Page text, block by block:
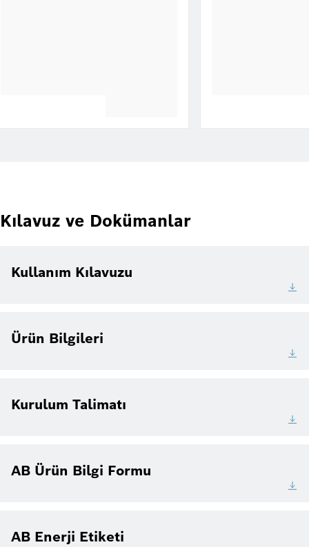
Kılavuz ve Dokümanlar
Kullanım Kılavuzu
Ürün Bilgileri
Kurulum Talimatı
AB Ürün Bilgi Formu
AB Enerji Etiketi